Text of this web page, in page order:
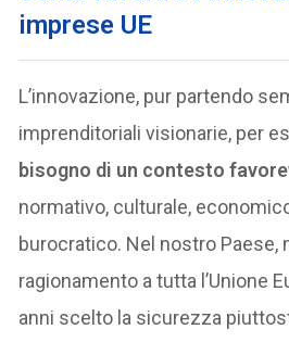
imprese UE
L’innovazione, pur partendo
imprenditoriali visionarie, per
bisogno di un contesto
normativo, culturale,
burocratico. Nel nostro Paese,
ragionamento a tutta l’Unione
anni scelto la sicurezza